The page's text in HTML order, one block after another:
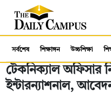
সর্বশেষ শিক্ষাঙ্গন উচ্চশিক্ষা
টেকনিক্যাল অফিসার
ইন্টারন্যাশনাল,